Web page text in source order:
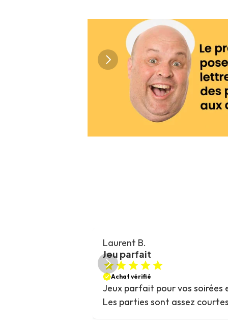
Laurent B.
Jeu parfait
Achat vérifié
Jeux parfait pour vos soirées
Les parties sont assez